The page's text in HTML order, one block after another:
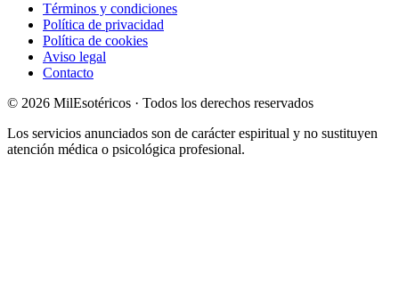
Términos y condiciones
Política de privacidad
Política de cookies
Aviso legal
Contacto
© 2026 MilEsotéricos · Todos los derechos reservados
Los servicios anunciados son de carácter espiritual y no sustituyen
atención médica o psicológica profesional.